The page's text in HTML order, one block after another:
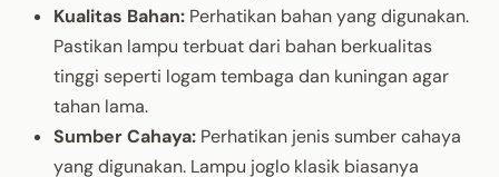
Kualitas Bahan: Perhatikan bahan yang digunakan.
Pastikan lampu terbuat dari bahan berkualitas
tinggi seperti logam tembaga dan kuningan agar
tahan lama.
Sumber Cahaya: Perhatikan jenis sumber cahaya
yang digunakan. Lampu joglo klasik biasanya